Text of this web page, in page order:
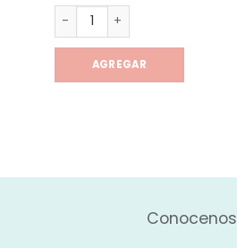
original
era:
$ 3.055.
Bolsa para Lavarropas
AGREGAR
Conocenos